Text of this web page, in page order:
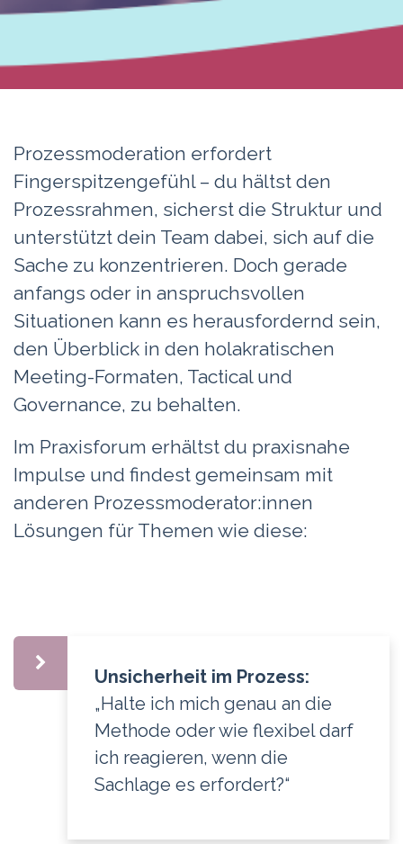
Prozessmoderation erfordert
Fingerspitzengefühl – du hältst den
Prozessrahmen, sicherst die Struktur und
unterstützt dein Team dabei, sich auf die
Sache zu konzentrieren. Doch gerade
anfangs oder in anspruchsvollen
Situationen kann es herausfordernd sein,
den Überblick in den holakratischen
Meeting-Formaten, Tactical und
Governance, zu behalten.
Im Praxisforum erhältst du praxisnahe
Impulse und findest gemeinsam mit
anderen Prozessmoderator:innen
Lösungen für Themen wie diese:
Unsicherheit im Prozess:
„Halte ich mich genau an die
Methode oder wie flexibel darf
ich reagieren, wenn die
Sachlage es erfordert?“